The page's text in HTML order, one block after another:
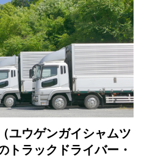
ユウゲンガイシャムツ
トラックドライバー・